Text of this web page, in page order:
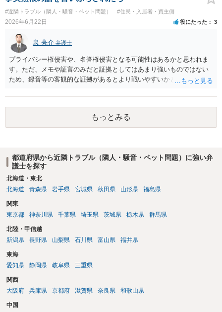
#近隣トラブル（隣人・騒音・ペット問題） #住民・入居者・買主側
2026年6月22日 役にたった 3
泉 亮介 弁護士
プライバシー権侵害や、名誉権侵害となる可能性はあるかと思われま
す。ただ、メモや証言のみだと証拠としてはあまり強いものではない
ため、録音等の客観的な証拠があるとより戦いやすいかと思われま
もっとみる
都道府県から近隣トラブル（隣人・騒音・ペット問題）に強い弁
護士を探す
北海道・東北
北海道
青森県 岩手県 宮城県 秋田県 山形県 福島県
関東
東京都
神奈川県 千葉県 埼玉県 茨城県 栃木県 群馬県
北陸・甲信越
新潟県
長野県 山梨県 石川県 富山県 福井県
東海
愛知県
静岡県 岐阜県 三重県
関西
大阪府
兵庫県 京都府 滋賀県 奈良県 和歌山県
中国